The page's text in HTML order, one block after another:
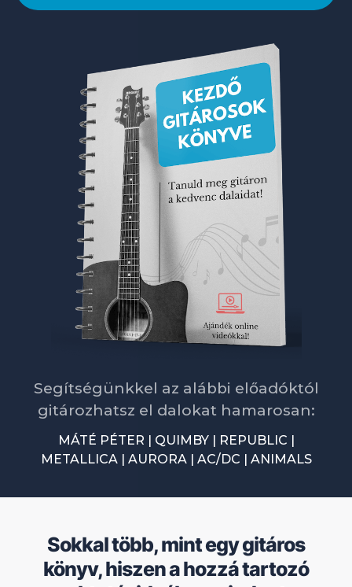
Segítségünkkel az alábbi előadóktól
gitározhatsz el dalokat hamarosan:
MÁTÉ PÉTER | QUIMBY | REPUBLIC |
METALLICA | AURORA | AC/DC | ANIMALS
Sokkal több, mint egy gitáros
könyv, hiszen a hozzá tartozó